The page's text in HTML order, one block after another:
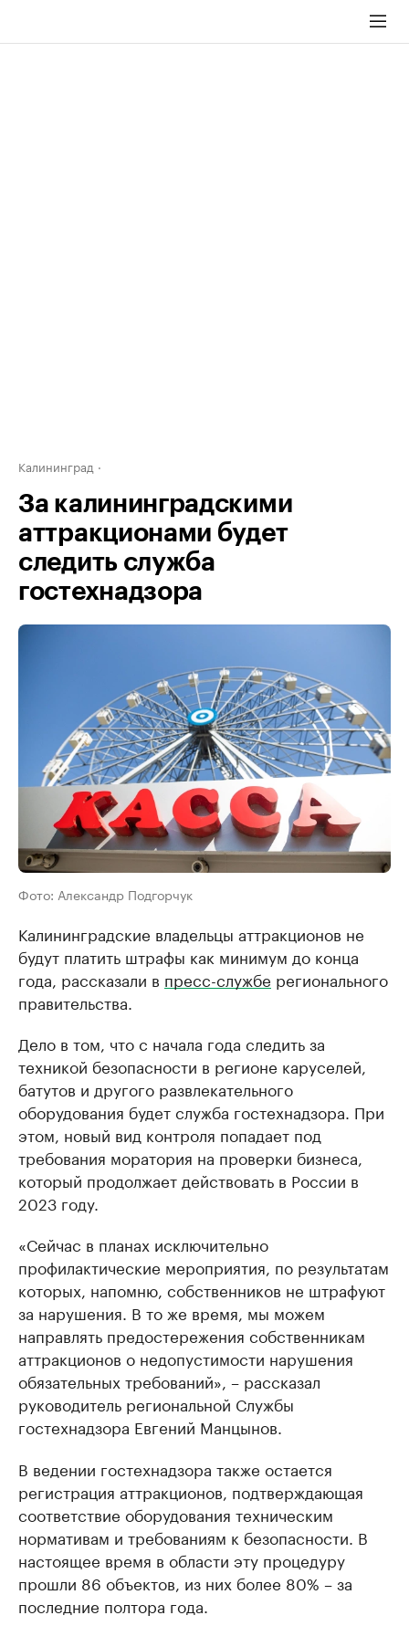
Калининград
За калининградскими
аттракционами будет
следить служба
гостехнадзора
Фото: Александр Подгорчук
Калининградские владельцы аттракционов не
будут платить штрафы как минимум до конца
года, рассказали в пресс-службе регионального
правительства.
Дело в том, что с начала года следить за
техникой безопасности в регионе каруселей,
батутов и другого развлекательного
оборудования будет служба гостехнадзора. При
этом, новый вид контроля попадает под
требования моратория на проверки бизнеса,
который продолжает действовать в России в
2023 году.
«Сейчас в планах исключительно
профилактические мероприятия, по результатам
которых, напомню, собственников не штрафуют
за нарушения. В то же время, мы можем
направлять предостережения собственникам
аттракционов о недопустимости нарушения
обязательных требований», – рассказал
руководитель региональной Службы
гостехнадзора Евгений Манцынов.
В ведении гостехнадзора также остается
регистрация аттракционов, подтверждающая
соответствие оборудования техническим
нормативам и требованиям к безопасности. В
настоящее время в области эту процедуру
прошли 86 объектов, из них более 80% – за
последние полтора года.